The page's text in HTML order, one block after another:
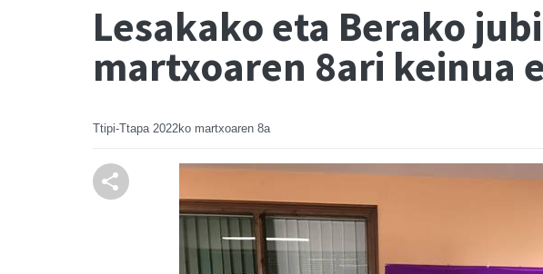
Lesakako eta Berako
martxoaren 8ari keinua
Ttipi-Ttapa 2022ko martxoaren 8a